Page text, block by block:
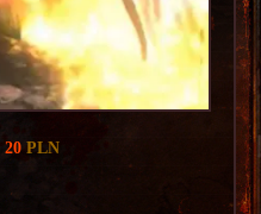
20 PLN